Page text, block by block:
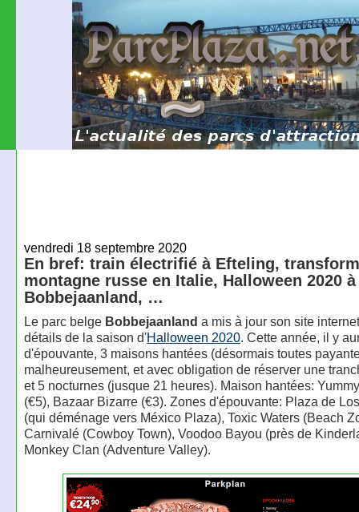
vendredi 18 septembre 2020
En bref: train électrifié à Efteling,
montagne russe en Italie, Halloween 2020 à
Bobbejaanland, …
Le parc belge Bobbejaanland a mis à jour son site
détails de la saison d'Halloween 2020. Cette année, il y
d'épouvante, 3 maisons hantées (désormais toutes
malheureusement, et avec obligation de réserver une
et 5 nocturnes (jusque 21 heures). Maison hantées:
(€5), Bazaar Bizarre (€3). Zones d'épouvante: Plaza de
(qui déménage vers México Plaza), Toxic Waters (Beach
Carnivalé (Cowboy Town), Voodoo Bayou (près de
Monkey Clan (Adventure Valley).